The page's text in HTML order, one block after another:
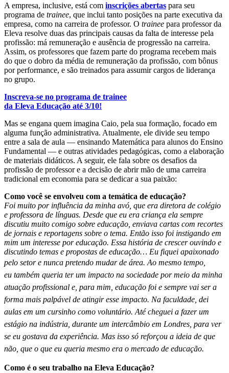
A empresa, inclusive, está com inscrições abertas para seu
programa de trainee, que inclui tanto posições na parte executiva da
empresa, como na carreira de professor. O trainee para professor da
Eleva resolve duas das principais causas da falta de interesse pela
profissão: má remuneração e ausência de progressão na carreira.
Assim, os professores que fazem parte do programa recebem mais
do que o dobro da média de remuneração da profissão, com bônus
por performance, e são treinados para assumir cargos de liderança
no grupo.
Inscreva-se no programa de trainee
da Eleva Educação até 3/10!
Mas se engana quem imagina Caio, pela sua formação, focado em
alguma função administrativa. Atualmente, ele divide seu tempo
entre a sala de aula — ensinando Matemática para alunos do Ensino
Fundamental — e outras atividades pedagógicas, como a elaboração
de materiais didáticos. A seguir, ele fala sobre os desafios da
profissão de professor e a decisão de abrir mão de uma carreira
tradicional em economia para se dedicar a sua paixão:
Como você se envolveu com a temática de educação?
Foi muito por influência da minha avó, que era diretora de colégio
e professora de línguas. Desde que eu era criança ela sempre
discutiu muito comigo sobre educação, enviava cartas com recortes
de jornais e reportagens sobre o tema. Então isso foi instigando em
mim um interesse por educação. Essa história de crescer ouvindo e
discutindo temas e propostas de educação… Eu fiquei apaixonado
pelo setor e nunca pretendo mudar de área. Ao mesmo tempo,
eu também queria ter um impacto na sociedade por meio da minha
atuação profissional e, para mim, educação foi e sempre vai ser a
forma mais palpável de atingir esse impacto. Na faculdade, dei
aulas em um cursinho como voluntário. Até cheguei a fazer um
estágio na indústria, durante um intercâmbio em Londres, para ver
se eu gostava da experiência. Mas isso só reforçou a ideia de que
não, que o que eu queria mesmo era o mercado de educação.
Como é o seu trabalho na Eleva Educação?